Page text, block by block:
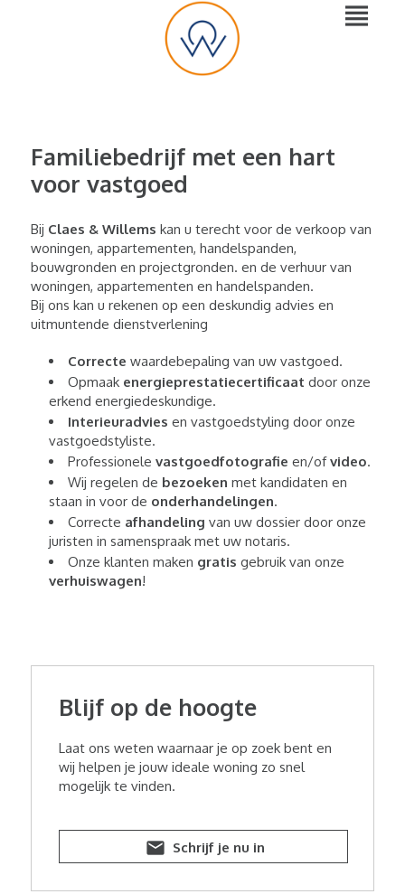
Familiebedrijf met een hart
voor vastgoed
Bij Claes & Willems kan u terecht voor de verkoop van
woningen, appartementen, handelspanden,
bouwgronden en projectgronden. en de verhuur van
woningen, appartementen en handelspanden.
Bij ons kan u rekenen op een deskundig advies en
uitmuntende dienstverlening
Correcte waardebepaling van uw vastgoed.
Opmaak energieprestatiecertificaat door onze
erkend energiedeskundige.
Interieuradvies en vastgoedstyling door onze
vastgoedstyliste.
Professionele vastgoedfotografie en/ofvideo.
Wij regelen de bezoeken met kandidaten en
staan in voor de onderhandelingen.
Correcte afhandeling van uw dossier door onze
juristen in samenspraak met uw notaris.
Onze klanten maken gratis gebruik van onze
verhuiswagen!
Blijf op de hoogte
Laat ons weten waarnaar je op zoek bent en
wij helpen je jouw ideale woning zo snel
mogelijk te vinden.
Schrijf je nu in